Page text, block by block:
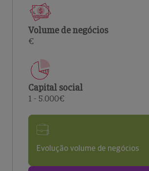
Volume de negócios
€
Capital social
1 - 5.000€
Evolução volume de negócios